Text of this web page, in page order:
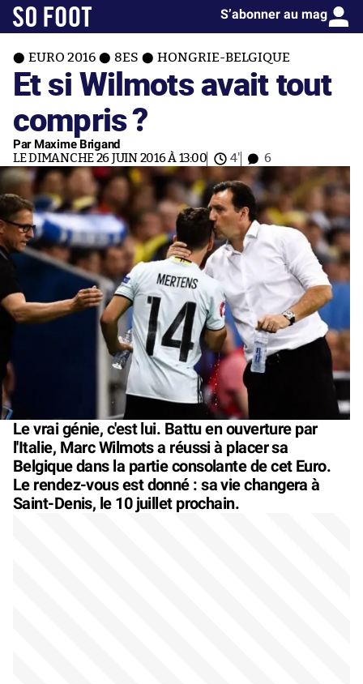
S’abonner au mag
EURO 2016 8ES HONGRIE-BELGIQUE
Et si Wilmots avait tout
compris ?
Par Maxime Brigand
LE DIMANCHE 26 JUIN 2016 À 13:00 4' 6
Le vrai génie, c'est lui. Battu en ouverture par
l'Italie, Marc Wilmots a réussi à placer sa
Belgique dans la partie consolante de cet Euro.
Le rendez-vous est donné : sa vie changera à
Saint-Denis, le 10 juillet prochain.